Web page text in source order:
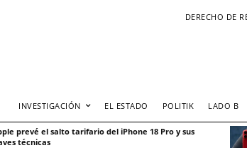
DERECHO DE
INVESTIGACIÓN EL ESTADO POLITIK LADO B
prevé el salto tarifario del iPhone 18 Pro y sus
técnicas